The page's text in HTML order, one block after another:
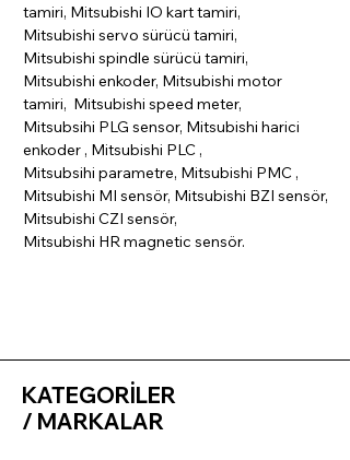
tamiri, Mitsubishi IO kart tamiri,
Mitsubishi servo sürücü tamiri,
Mitsubishi spindle sürücü tamiri,
Mitsubishi enkoder, Mitsubishi motor
tamiri, Mitsubishi speed meter,
Mitsubsihi PLG sensor, Mitsubishi harici
enkoder , Mitsubishi PLC ,
Mitsubsihi parametre, Mitsubishi PMC ,
Mitsubishi MI sensör, Mitsubishi BZI sensör,
Mitsubishi CZI sensör,
Mitsubishi HR magnetic sensör.
KATEGORİLER
/ MARKALAR